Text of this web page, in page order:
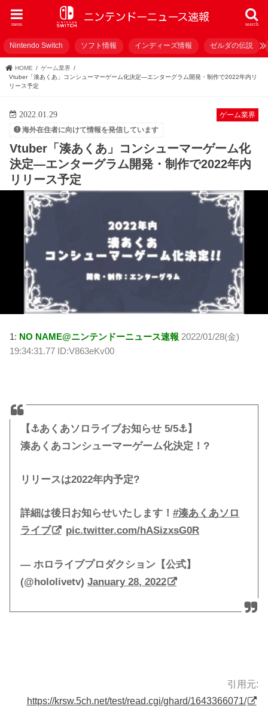
search
menu
Nintendo Switch ソフト情報 インディーズ情報 ゼルダの伝説
HOME
ゲーム業界
Vtuber「湊あくあ」コンシューマーゲーム化決定―エンターグラム開発・制作で2022年内リ
リース予定
ゲーム業界
2022.01.29
海外在住者に向けて情報を発信しています
Vtuber「湊あくあ」コンシューマーゲーム化
決定―エンターグラム開発・制作で2022年内
リリース予定
1: NO NAME@ニンテンドーニュース速報 2022/01/28(金)
19:34:31.77 ID:V863eKv00
【⚓️あくあソロライブお知らせ 5/5⚓】
湊あくあコンシューマーゲーム化決定！?
リリースは2022年内予定?
詳細は後日お知らせいたします！#湊あくあソロ
ライブ
pic.twitter.com/hASizxsG0R
— ホロライブプロダクション【公式】
(@hololivetv)January 28, 2022
引用元:
https://krsw.5ch.net/test/read.cgi/ghard/1643366071/